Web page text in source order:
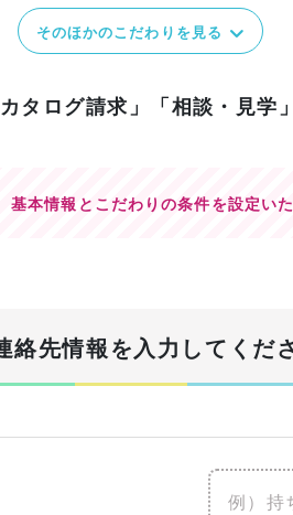
そのほかのこだわりを見る
カタログ請求」「相談・見学
基本情報とこだわりの条件を設定いた
絡先情報を入力してくだ